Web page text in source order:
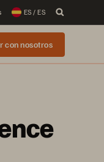
ES / ES
con nosotros